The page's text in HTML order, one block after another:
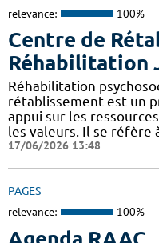
relevance: 100%
Centre de
Réhabilitation
Réhabilitation
rétablissement est un
appui sur les
les valeurs. Il se réfère
17/06/2026 13:48
PAGES
relevance: 100%